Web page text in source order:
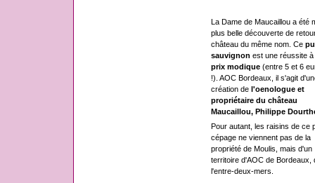
La Dame de Maucaillou a été
plus belle découverte de
château du même nom. Ce
sauvignon est une réussite à
prix modique(entre 5 et 6
!). AOC Bordeaux, il s'agit
création de l'oenologue et
propriétaire du château
Maucaillou, Philippe
Pour autant, les raisins de ce
cépage ne viennent pas de la
propriété de Moulis, mais d'un
territoire d'AOC de Bordeaux,
l'entre-deux-mers.